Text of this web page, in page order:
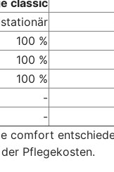
100 %
100 %
100 %
-
-
comfort
Pflegekosten.